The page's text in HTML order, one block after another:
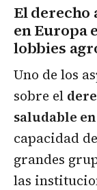
El derecho
en Europa
lobbies
Uno de los
sobre el
saludable
capacidad
grandes
las